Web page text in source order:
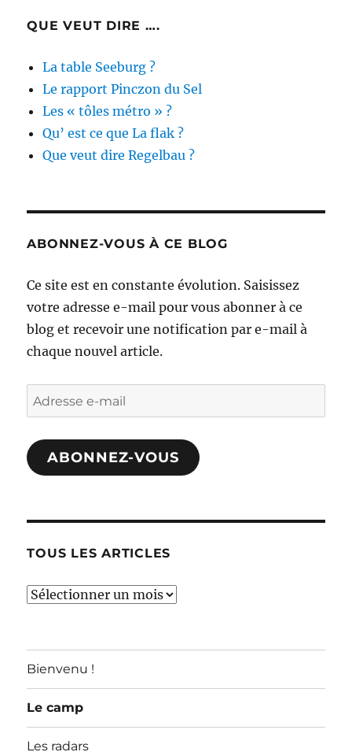
QUE VEUT DIRE ….
La table Seeburg ?
Le rapport Pinczon du Sel
Les « tôles métro » ?
Qu’ est ce que La flak ?
Que veut dire Regelbau ?
ABONNEZ-VOUS À CE BLOG
Ce site est en constante évolution. Saisissez
votre adresse e-mail pour vous abonner à ce
blog et recevoir une notification par e-mail à
chaque nouvel article.
Adresse
e-
mail
ABONNEZ-VOUS
TOUS LES ARTICLES
TOUS
Bienvenu !
Le camp
Les radars